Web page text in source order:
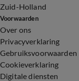
Zuid-Holland
Voorwaarden
Over ons
Privacyverklaring
Gebruiksvoorwaarden
Cookieverklaring
Digitale diensten